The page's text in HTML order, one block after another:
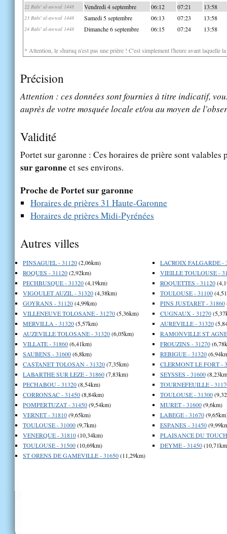
22 Rabi' al-awwal 1448 Vendredi 4 septembre 06:12 07:21 13:58
23 Rabi' al-awwal 1448 Samedi 5 septembre 06:13 07:23 13:58
24 Rabi' al-awwal 1448 Dimanche 6 septembre 06:15 07:24 13:58
* Attention, le shuruq n'est pas une prière ! C'est simplement l'heure avant laquelle
Précision
Attention : ces données sont fournies à titre indicatif,
auprès de votre mosquée locale et/ou au moyen de
Validité
Portet sur garonne : Ces horaires de prière sont
sur garonneet ses environs.
Proche de Portet sur garonne
Horaires de prières 31 Haute-Garonne
Horaires de prières Midi-Pyrénées
Autres villes
PINSAGUEL - 31120(2,06km)
ROQUES - 31120(2,92km)
PECHBUSQUE - 31320(4,19km)
VIGOULET AUZIL - 31320(4,38km)
GOYRANS - 31120(4,99km)
VILLENEUVE TOLOSANE - 31270(5,36km)
MERVILLA - 31320(5,57km)
AUZEVILLE TOLOSANE - 31320(6,05km)
VILLATE - 31860(6,41km)
SAUBENS - 31600(6,8km)
CASTANET TOLOSAN - 31320(7,35km)
LABARTHE SUR LEZE - 31860(7,83km)
PECHABOU - 31320(8,54km)
CORRONSAC - 31450(8,84km)
POMPERTUZAT - 31450(9,54km)
VERNET - 31810(9,65km)
TOULOUSE - 31000(9,7km)
VENERQUE - 31810(10,34km)
TOULOUSE - 31500(10,69km)
ST ORENS DE GAMEVILLE - 31650(11,29km)
LACROIX FALGARDE -
VIEILLE TOULOUSE -
ROQUETTES - 31120
TOULOUSE - 31100
PINS JUSTARET - 31860
CUGNAUX - 31270
AUREVILLE - 31320
RAMONVILLE ST
FROUZINS - 31270
REBIGUE - 31320
CLERMONT LE FORT -
SEYSSES - 31600
TOURNEFEUILLE -
TOULOUSE - 31300
MURET - 31600(9,6km)
LABEGE - 31670
ESPANES - 31450
PLAISANCE DU
DEYME - 31450